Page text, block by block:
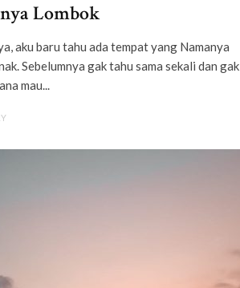
Lombok
aku baru tahu ada tempat yang Namanya
Sebelumnya gak tahu sama sekali dan gak
mau...